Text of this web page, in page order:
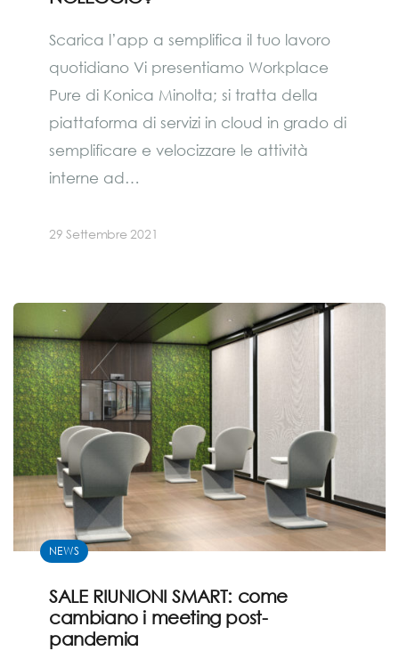
Scarica l’app a semplifica il tuo lavoro
quotidiano Vi presentiamo Workplace
Pure di Konica Minolta; si tratta della
piattaforma di servizi in cloud in grado di
semplificare e velocizzare le attività
interne ad…
29 Settembre 2021
NEWS
SALE RIUNIONI SMART: come
cambiano i meeting post-
pandemia